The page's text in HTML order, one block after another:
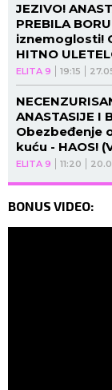
ELITA 9 19:15
JEZIVO!
PREBILA
iznemoglosti!
HITNO
ELITA 9 11:20
ANASTASIJE I
Obezbeđenje
kuću - HAOS!
BONUS VIDEO: